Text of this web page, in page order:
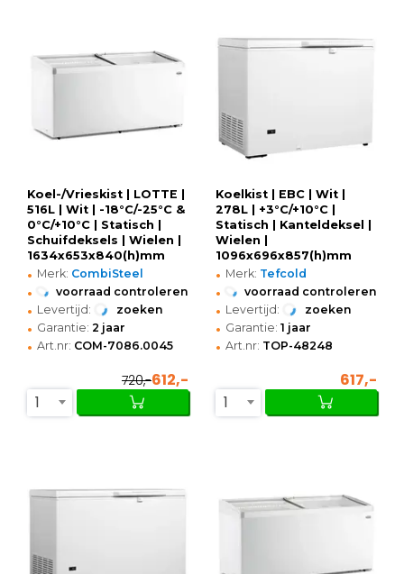
Koel-/Vrieskist | LOTTE |
516L | Wit | -18°C/-25°C &
0°C/+10°C | Statisch |
Schuifdeksels | Wielen |
1634x653x840(h)mm
• Merk: CombiSteel
• voorraad controleren
• Levertijd: zoeken
• Garantie: 2 jaar
• Art.nr: COM-7086.0045
720,-612,-
1
Koelkist | EBC | Wit |
278L | +3°C/+10°C |
Statisch | Kanteldeksel |
Wielen |
1096x696x857(h)mm
• Merk: Tefcold
• voorraad controleren
• Levertijd: zoeken
• Garantie: 1 jaar
• Art.nr: TOP-48248
617,-
1